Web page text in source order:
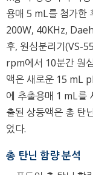
용매 5 mL를 첨가한
200W, 40KHz,
후, 원심분리기(VS-
rpm에서 10분간 원
액은 새로운 15 mL
에 추출용매 1 mL를
출된 상등액은 총 탄
었다.
총 탄닌 함량 분석